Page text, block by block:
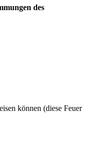
des
können (diese Feuer